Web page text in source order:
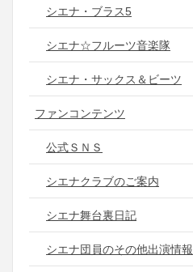
シエナ・ブラス5
シエナ☆フルーツ音楽隊
シエナ・サックス＆ビーツ
ファンコンテンツ
公式ＳＮＳ
シエナクラブのご案内
シエナ舞台裏日記
シエナ団員のその他出演情報